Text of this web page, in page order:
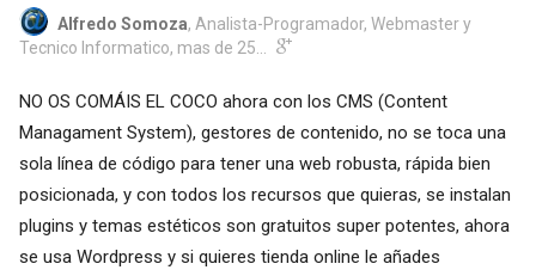
Alfredo Somoza, Analista-Programador, Webmaster y
Tecnico Informatico, mas de 25...
NO OS COMÁIS EL COCO ahora con los CMS (Content
Managament System), gestores de contenido, no se toca una
sola línea de código para tener una web robusta, rápida bien
posicionada, y con todos los recursos que quieras, se instalan
plugins y temas estéticos son gratuitos super potentes, ahora
se usa Wordpress y si quieres tienda online le añades